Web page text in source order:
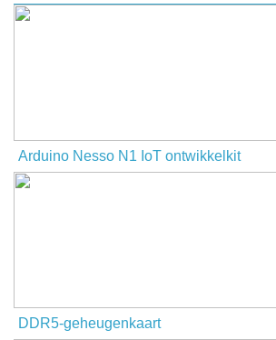
Arduino Nesso N1 IoT ontwikkelkit
DDR5-geheugenkaart